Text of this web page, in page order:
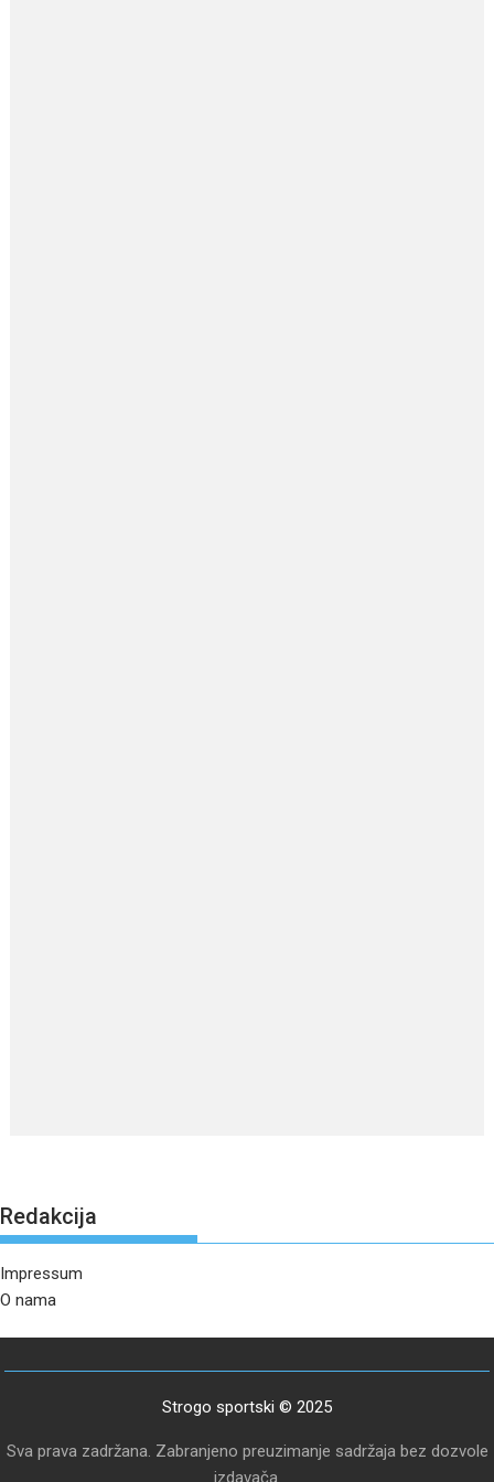
Redakcija
Impressum
O nama
Strogo sportski © 2025
Sva prava zadržana. Zabranjeno preuzimanje sadržaja bez dozvole
izdavača.